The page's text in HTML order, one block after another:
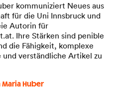
kommuniziert Neues aus
für die Uni Innsbruck und
Autorin für
Ihre Stärken sind penible
die Fähigkeit, komplexe
und verständliche Artikel zu
Maria Huber